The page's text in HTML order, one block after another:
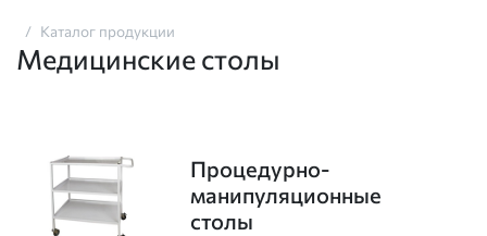
Каталог продукции
Медицинские столы
Процедурно-
манипуляционные
столы